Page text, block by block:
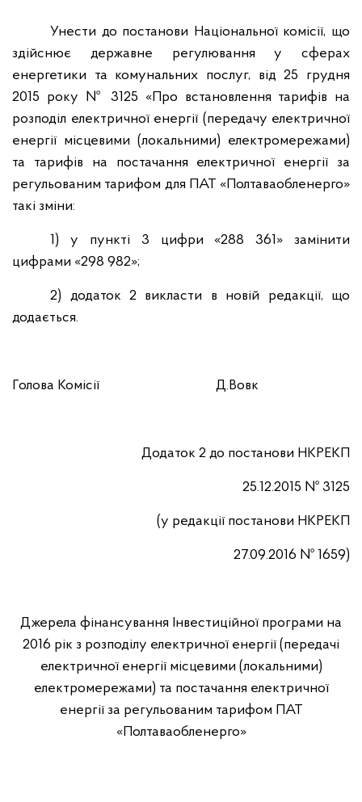
Унести до постанови Національної комісії, що
здійснює державне регулювання у сферах
енергетики та комунальних послуг, від 25 грудня
2015 року № 3125 «Про встановлення тарифів на
розподіл електричної енергії (передачу електричної
енергії місцевими (локальними) електромережами)
та тарифів на постачання електричної енергії за
регульованим тарифом для ПАТ «Полтаваобленерго»
такі зміни:
1) у пункті 3 цифри «288 361» замінити
цифрами «298 982»;
2) додаток 2 викласти в новій редакції, що
додається.
Голова Комісії Д.Вовк
Додаток 2 до постанови НКРЕКП
25.12.2015 № 3125
(у редакції постанови НКРЕКП
27.09.2016 № 1659)
Джерела фінансування Інвестиційної програми на
2016 рік з розподілу електричної енергії (передачі
електричної енергії місцевими (локальними)
електромережами) та постачання електричної
енергії за регульованим тарифом ПАТ
«Полтаваобленерго»